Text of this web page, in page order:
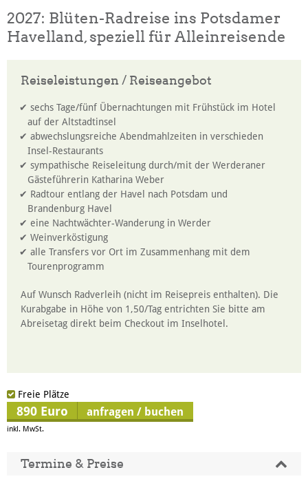
2027: Blüten-Radreise ins Potsdamer
Havelland, speziell für Alleinreisende
Reiseleistungen / Reiseangebot
sechs Tage/fünf Übernachtungen mit Frühstück im Hotel
auf der Altstadtinsel
abwechslungsreiche Abendmahlzeiten in verschieden
Insel-Restaurants
sympathische Reiseleitung durch/mit der Werderaner
Gästeführerin Katharina Weber
Radtour entlang der Havel nach Potsdam und
Brandenburg Havel
eine Nachtwächter-Wanderung in Werder
Weinverköstigung
alle Transfers vor Ort im Zusammenhang mit dem
Tourenprogramm
Auf Wunsch Radverleih (nicht im Reisepreis enthalten). Die
Kurabgabe in Höhe von 1,50/Tag entrichten Sie bitte am
Abreisetag direkt beim Checkout im Inselhotel.
Freie Plätze
890 Euro anfragen / buchen
inkl. MwSt.
Termine & Preise